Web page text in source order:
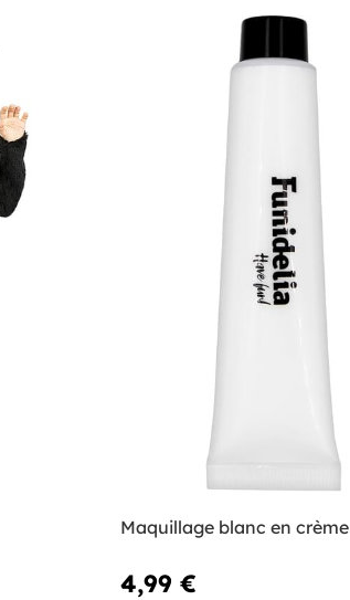
Maquillage blanc en crème
4,99 €